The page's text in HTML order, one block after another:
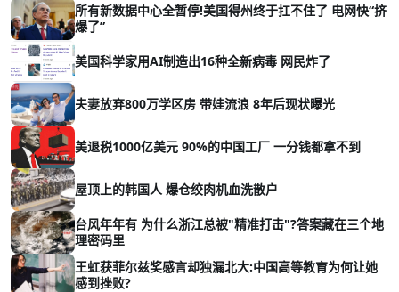
所有新数据中心全暂停!美国得州终于扛不住了 电网快“挤
爆了”
美国科学家用AI制造出16种全新病毒 网民炸了
夫妻放弃800万学区房 带娃流浪 8年后现状曝光
美退税1000亿美元 90%的中国工厂 一分钱都拿不到
屋顶上的韩国人 爆仓绞肉机血洗散户
台风年年有 为什么浙江总被"精准打击"?答案藏在三个地
理密码里
王虹获菲尔兹奖感言却独漏北大:中国高等教育为何让她
感到挫败?